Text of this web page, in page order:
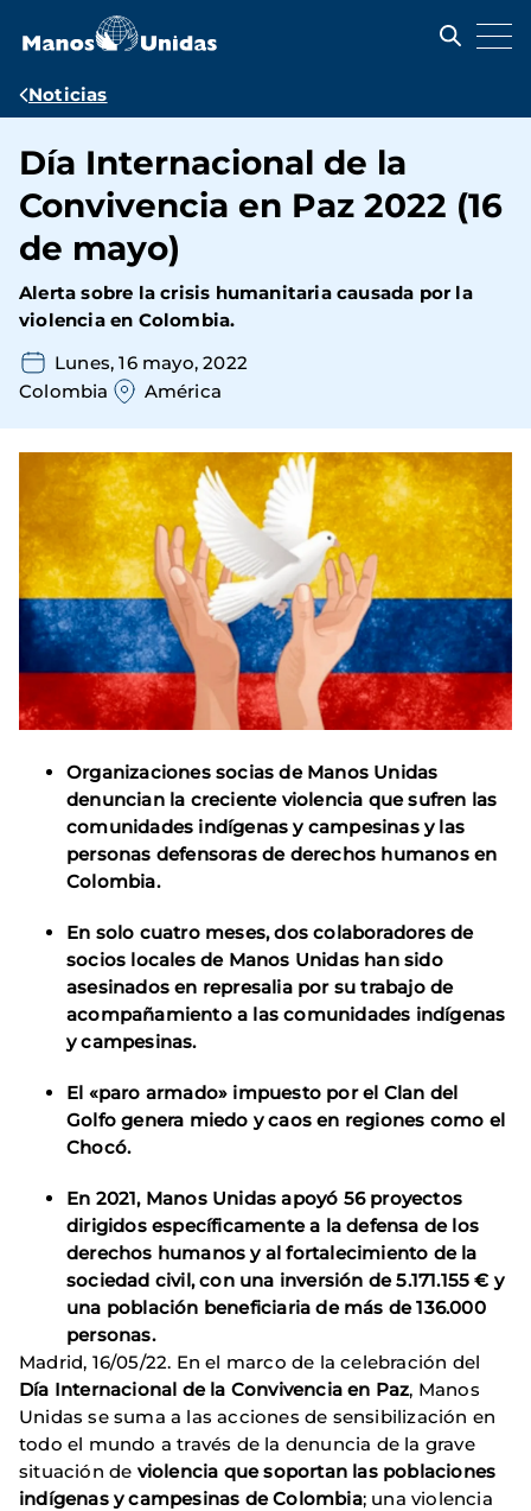
contenido
Ruta
navegación
Noticias
Día Internacional de la
Convivencia en Paz 2022 (16
de mayo)
Alerta sobre la crisis humanitaria causada por la
violencia en Colombia.
Lunes, 16 mayo, 2022
Colombia
América
Organizaciones socias de Manos Unidas
denuncian la creciente violencia que sufren las
comunidades indígenas y campesinas y las
personas defensoras de derechos humanos en
Colombia.
En solo cuatro meses, dos colaboradores de
socios locales de Manos Unidas han sido
asesinados en represalia por su trabajo de
acompañamiento a las comunidades indígenas
y campesinas.
El «paro armado» impuesto por el Clan del
Golfo genera miedo y caos en regiones como el
Chocó.
En 2021, Manos Unidas apoyó 56 proyectos
dirigidos específicamente a la defensa de los
derechos humanos y al fortalecimiento de la
sociedad civil, con una inversión de 5.171.155 € y
una población beneficiaria de más de 136.000
personas.
Madrid, 16/05/22. En el marco de la celebración del
Día Internacional de la Convivencia en Paz, Manos
Unidas se suma a las acciones de sensibilización en
todo el mundo a través de la denuncia de la grave
situación de violencia que soportan las poblaciones
indígenas y campesinas de Colombia; una violencia